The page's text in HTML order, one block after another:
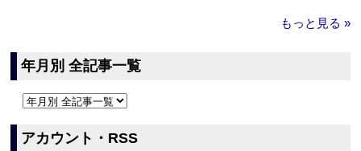
もっと見る »
年月別 全記事一覧
アカウント・RSS